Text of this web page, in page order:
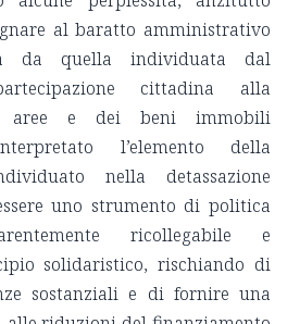
al baratto amministrativo
da quella individuata dal
cittadina alla
aree e dei beni immobili
l’elemento della
nella detassazione
uno strumento di politica
ricollegabile e
solidaristico, rischiando di
sostanziali e di fornire una